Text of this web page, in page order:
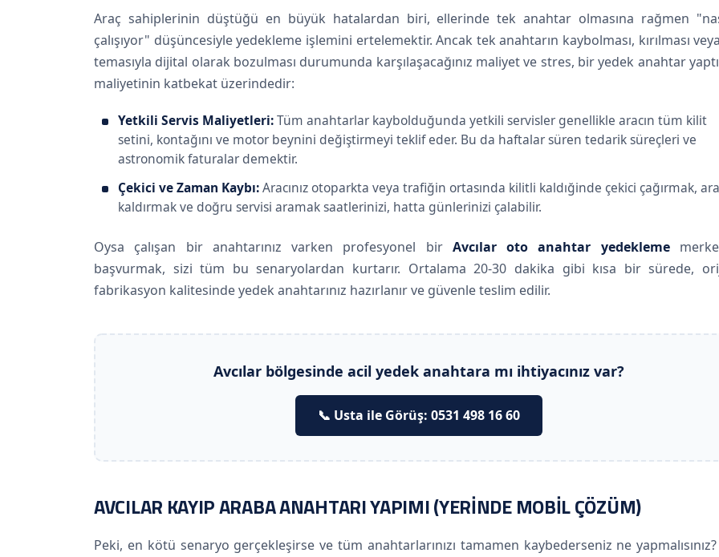
Araç sahiplerinin düştüğü en büyük hatalardan biri, ellerinde tek anahtar olmasına rağmen
çalışıyor" düşüncesiyle yedekleme işlemini ertelemektir. Ancak tek anahtarın kaybolması, kırılması veya
temasıyla dijital olarak bozulması durumunda karşılaşacağınız maliyet ve stres, bir yedek anahtar
maliyetinin katbekat üzerindedir:
Yetkili Servis Maliyetleri:Tüm anahtarlar kaybolduğunda yetkili servisler genellikle aracın tüm kilit
setini, kontağını ve motor beynini değiştirmeyi teklif eder. Bu da haftalar süren tedarik süreçleri ve
astronomik faturalar demektir.
Çekici ve Zaman Kaybı:Aracınız otoparkta veya trafiğin ortasında kilitli kaldığinde çekici çağırmak,
kaldırmak ve doğru servisi aramak saatlerinizi, hatta günlerinizi çalabilir.
Oysa çalışan bir anahtarınız varken profesyonel bir Avcılar oto anahtar yedekleme
başvurmak, sizi tüm bu senaryolardan kurtarır. Ortalama 20-30 dakika gibi kısa bir sürede,
fabrikasyon kalitesinde yedek anahtarınız hazırlanır ve güvenle teslim edilir.
Avcılar bölgesinde acil yedek anahtara mı ihtiyacınız var?
📞 Usta ile Görüş: 0531 498 16 60
AVCILAR KAYIP ARABA ANAHTARI YAPIMI (YERINDE MOBIL ÇÖZÜM)
Peki, en kötü senaryo gerçekleşirse ve tüm anahtarlarınızı tamamen kaybederseniz ne